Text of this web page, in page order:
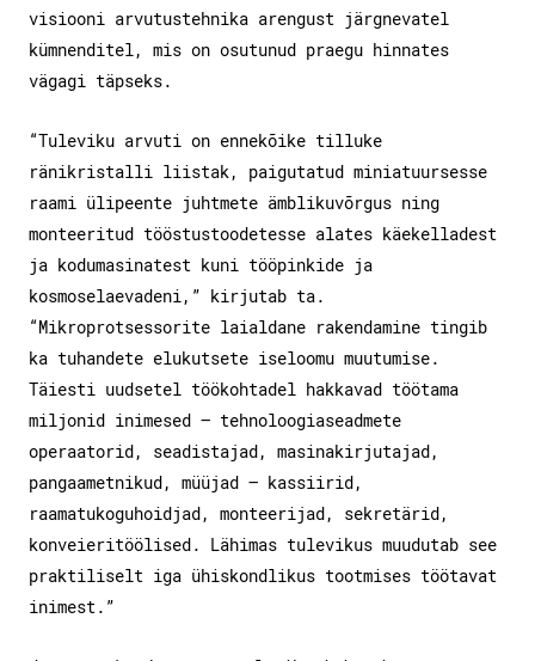
visiooni arvutustehnika arengust järgnevatel
kümnenditel, mis on osutunud praegu hinnates
vägagi täpseks.
“Tuleviku arvuti on ennekõike tilluke
ränikristalli liistak, paigutatud miniatuursesse
raami ülipeente juhtmete ämblikuvõrgus ning
monteeritud tööstustoodetesse alates käekelladest
ja kodumasinatest kuni tööpinkide ja
kosmoselaevadeni,” kirjutab ta.
“Mikroprotsessorite laialdane rakendamine tingib
ka tuhandete elukutsete iseloomu muutumise.
Täiesti uudsetel töökohtadel hakkavad töötama
miljonid inimesed — tehnoloogiaseadmete
operaatorid, seadistajad, masinakirjutajad,
pangaametnikud, müüjad — kassiirid,
raamatukoguhoidjad, monteerijad, sekretärid,
konveieritöölised. Lähimas tulevikus muudutab see
praktiliselt iga ühiskondlikus tootmises töötavat
inimest.”